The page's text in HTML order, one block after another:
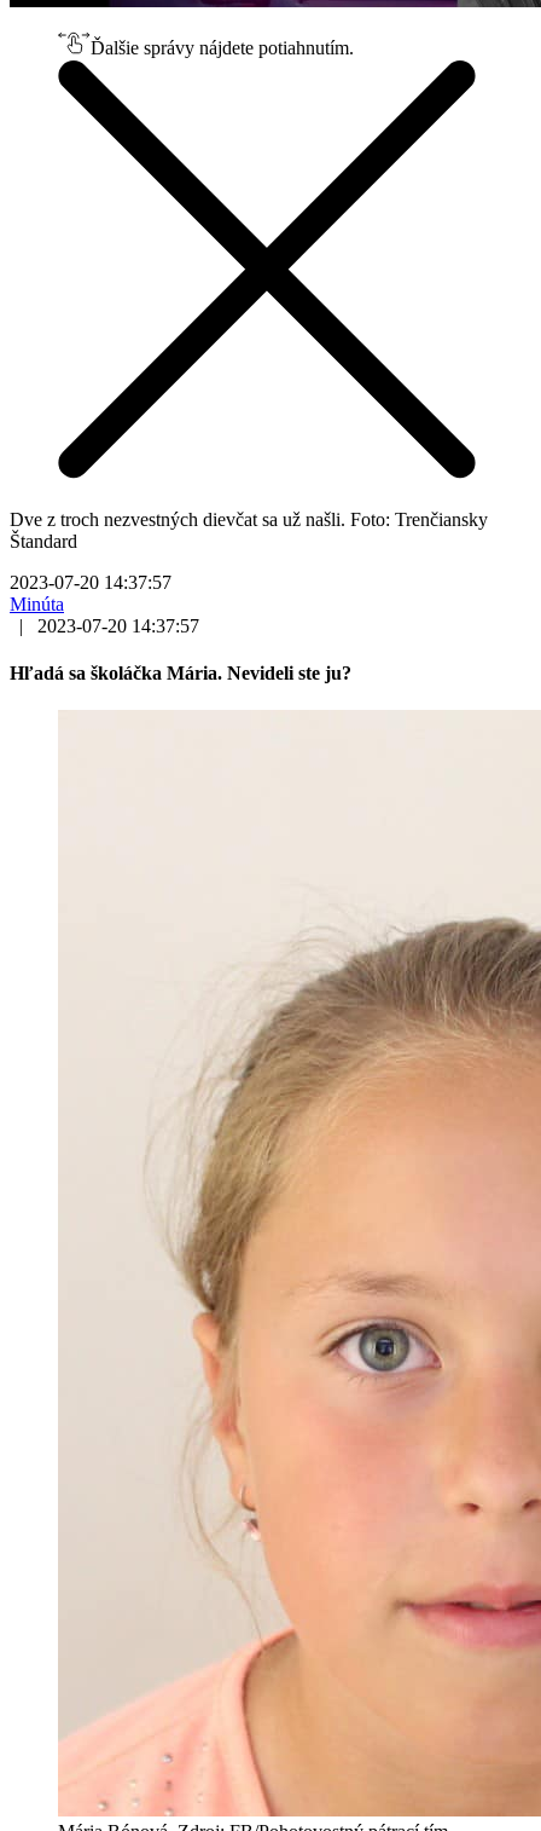
Ďalšie správy nájdete potiahnutím.
Dve z troch nezvestných dievčat sa už našli. Foto: Trenčiansky
Štandard
2023-07-20 14:37:57
Minúta
|
2023-07-20 14:37:57
Hľadá sa školáčka Mária. Nevideli ste ju?